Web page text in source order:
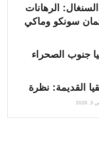
الرهانات
سونكو وماكي
جنوب الصحراء
القديمة: نظرة